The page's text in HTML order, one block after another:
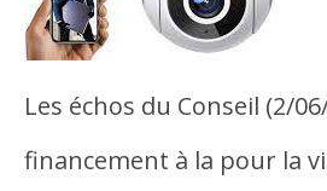
Les échos du Conseil (2/
financement à la pour la